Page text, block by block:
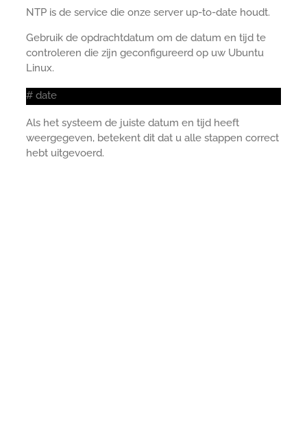
NTP is de service die onze server up-to-date houdt.
Gebruik de opdrachtdatum om de datum en tijd te
controleren die zijn geconfigureerd op uw Ubuntu
Linux.
# date
Als het systeem de juiste datum en tijd heeft
weergegeven, betekent dit dat u alle stappen correct
hebt uitgevoerd.